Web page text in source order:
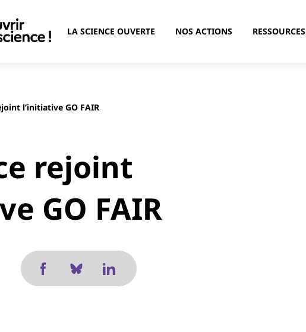
LA SCIENCE OUVERTE NOS ACTIONS RESSOURCES
l’initiative GO FAIR
rejoint
GO FAIR